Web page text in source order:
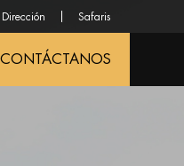
Dirección Safaris
CONTÁCTANOS